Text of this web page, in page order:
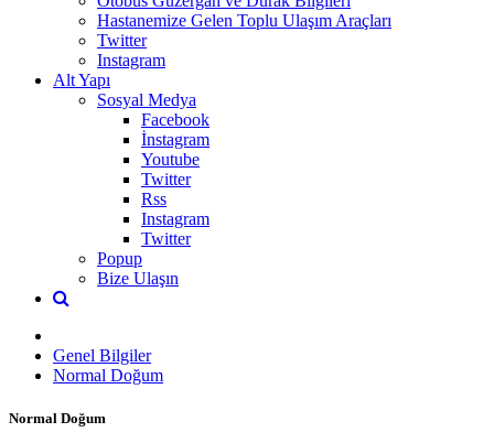
Hastanemize Gelen Toplu Ulaşım Araçları
Twitter
Instagram
Alt Yapı
Sosyal Medya
Facebook
İnstagram
Youtube
Twitter
Rss
Instagram
Twitter
Popup
Bize Ulaşın
Genel Bilgiler
Normal Doğum
Normal Doğum